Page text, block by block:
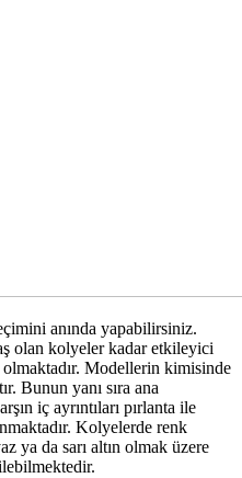
anında yapabilirsiniz.
olan kolyeler kadar etkileyici
Modellerin kimisinde
Bunun yanı sıra ana
iç ayrıntıları pırlanta ile
Kolyelerde renk
ya da sarı altın olmak üzere